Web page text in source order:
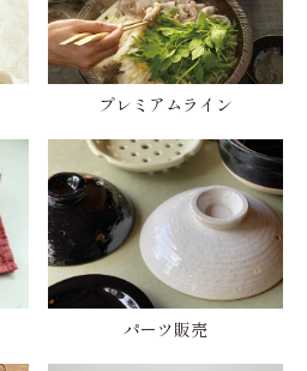
プレミアムライン
パーツ販売